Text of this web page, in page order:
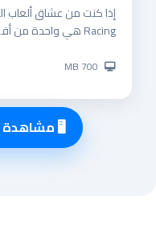
Racing هي واحدة من أفضل...
🖥 مشاهدة